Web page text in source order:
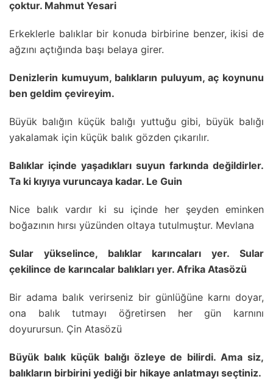
çoktur. Mahmut Yesari
Erkeklerle balıklar bir konuda birbirine benzer, ikisi de
ağzını açtığında başı belaya girer.
Denizlerin kumuyum, balıkların puluyum, aç koynunu
ben geldim çevireyim.
Büyük balığın küçük balığı yuttuğu gibi, büyük balığı
yakalamak için küçük balık gözden çıkarılır.
Balıklar içinde yaşadıkları suyun farkında değildirler.
Ta ki kıyıya vuruncaya kadar. Le Guin
Nice balık vardır ki su içinde her şeyden eminken
boğazının hırsı yüzünden oltaya tutulmuştur. Mevlana
Sular yükselince, balıklar karıncaları yer. Sular
çekilince de karıncalar balıkları yer. Afrika Atasözü
Bir adama balık verirseniz bir günlüğüne karnı doyar,
ona balık tutmayı öğretirsen her gün karnını
doyurursun. Çin Atasözü
Büyük balık küçük balığı özleye de bilirdi. Ama siz,
balıkların birbirini yediği bir hikaye anlatmayı seçtiniz.